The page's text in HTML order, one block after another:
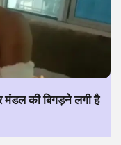
मंडल की बिगड़ने लगी है